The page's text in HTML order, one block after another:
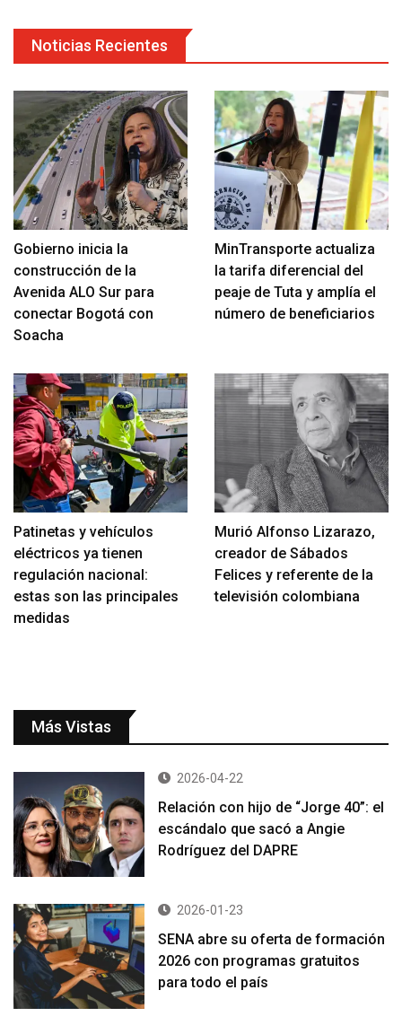
Noticias Recientes
Gobierno inicia la
construcción de la
Avenida ALO Sur para
conectar Bogotá con
Soacha
MinTransporte actualiza
la tarifa diferencial del
peaje de Tuta y amplía el
número de beneficiarios
Patinetas y vehículos
eléctricos ya tienen
regulación nacional:
estas son las principales
medidas
Murió Alfonso Lizarazo,
creador de Sábados
Felices y referente de la
televisión colombiana
Más Vistas
2026-04-22
Relación con hijo de “Jorge 40”: el
escándalo que sacó a Angie
Rodríguez del DAPRE
2026-01-23
SENA abre su oferta de formación
2026 con programas gratuitos
para todo el país